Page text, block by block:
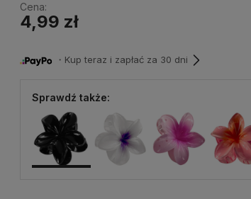
Cena:
4,99 zł
・Kup teraz i zapłać za 30 dni
Sprawdź także: